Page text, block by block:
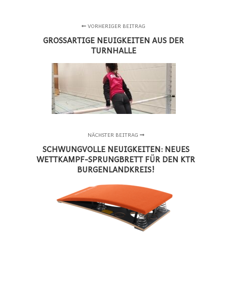
VORHERIGER BEITRAG
GROSSARTIGE NEUIGKEITEN AUS DER T
URNHALLE
NÄCHSTER BEITRAG
SCHWUNGVOLLE NEUIGKEITEN: NEUES
WETTKAMPF-SPRUNGBRETT FÜR DEN KTR
BURGENLANDKREIS!